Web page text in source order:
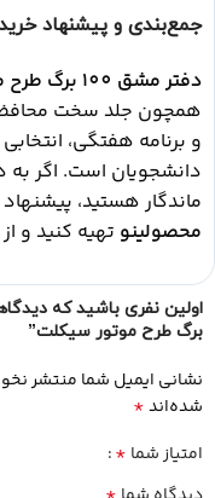
جمع‌بندی و پیشنهاد
دفتر مشق 100 برگ طرح موتور سیکلت
و برنامه هفتگی،
دانشجویان است. اگر به
ماندگار هستید،
محصولینو تهیه کنید و
برگ طرح موتور سیکلت”
نشانی ایمیل شما منتشر
شده‌اند*
امتیاز شما *